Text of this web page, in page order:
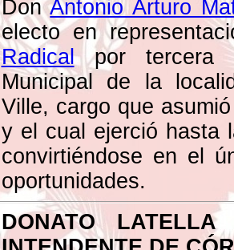
DonAntonio Arturo
electo en
Radicalpor tercera
Municipal de la
Ville, cargo que
y el cual ejerció hasta
convirtiéndose en el
oportunidades.
DONATO